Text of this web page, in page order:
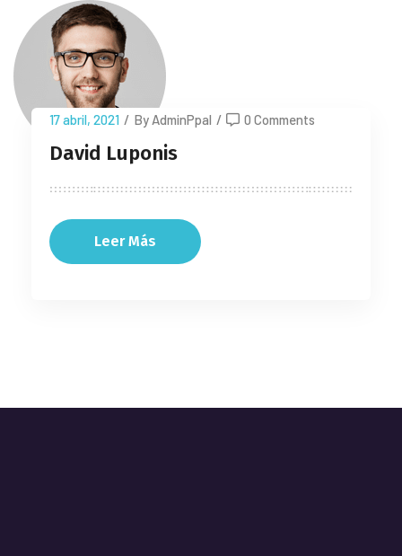
17 abril, 2021 / By AdminPpal / 0 Comments
David Luponis
Leer Más